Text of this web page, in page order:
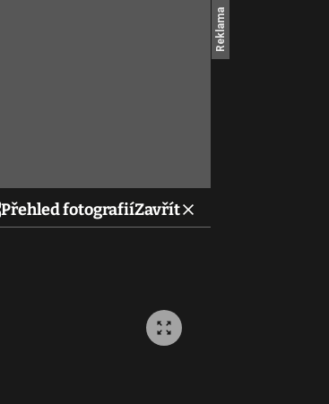
Přehled fotografiíZavřít